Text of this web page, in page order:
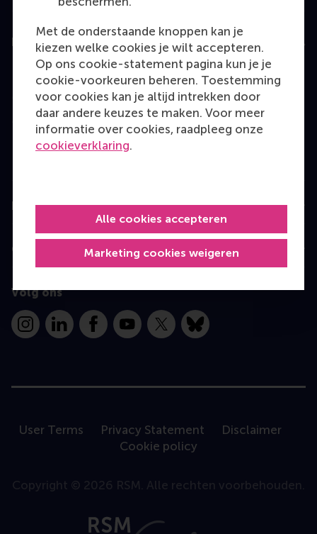
Met de onderstaande knoppen kan je
kiezen welke cookies je wilt accepteren.
Op ons cookie-statement pagina kun je je
cookie-voorkeuren beheren. Toestemming
voor cookies kan je altijd intrekken door
daar andere keuzes te maken. Voor meer
informatie over cookies, raadpleeg onze
cookieverklaring.
Marketing cookies weigeren
Alle cookies accepteren
Education
Bachelor
Master
MBA
Executive Education
Information for
Contact
Volg ons
InstagramLinkedInFacebookYouTube
X Bluesky
User Terms Privacy Statement
Disclaimer
Cookie policy